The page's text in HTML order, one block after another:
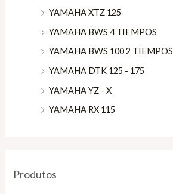
YAMAHA XTZ 125
YAMAHA BWS 4 TIEMPOS
YAMAHA BWS 100 2 TIEMPOS
YAMAHA DTK 125 - 175
YAMAHA YZ - X
YAMAHA RX 115
Produtos